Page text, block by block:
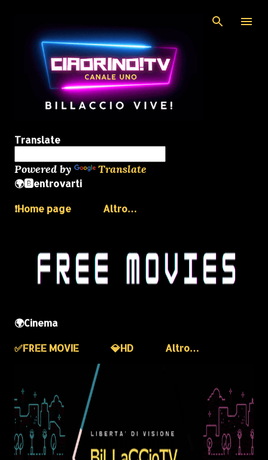
Translate
Powered by Translate
🌍🅱️entrovarti
❗️Home page
Altro…
🌍Cinema
✅️FREE MOVIE
💎HD Altro…